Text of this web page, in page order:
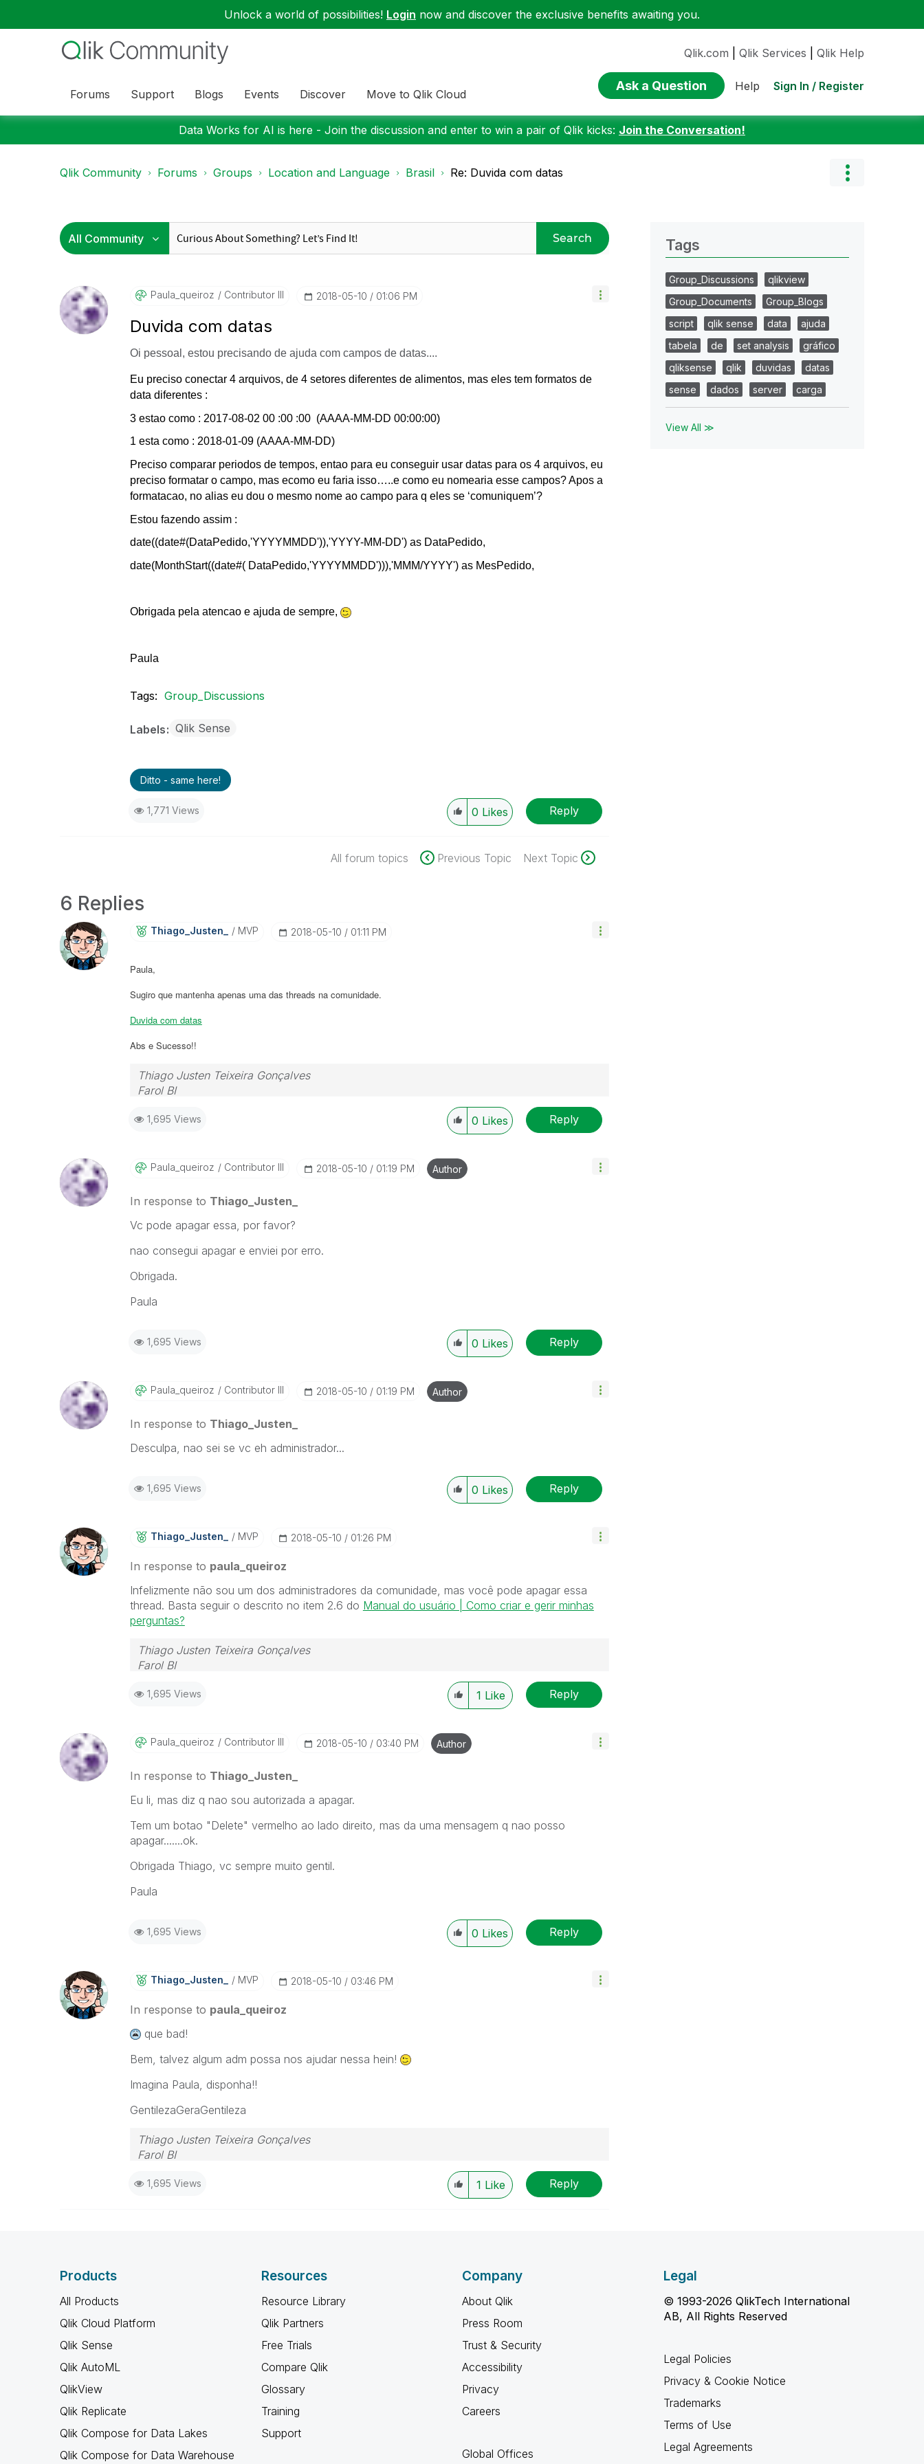
Unlock a world of possibilities! Login now and discover the exclusive benefits awaiting you.
Forums Support Blogs Events Discover Move to Qlik Cloud
Qlik.com Qlik Services Qlik Help
Ask a Question Help Sign In / Register
Data Works for AI is here - Join the discussion and enter to win a pair of Qlik kicks: Join the Conversation!
Qlik Community Forums Groups Location and Language Brasil Re: Duvida com datas
Search
Paula_queiroz Contributor III ‎2018-05-10 01:06 PM
Duvida com datas
Oi pessoal, estou precisando de ajuda com campos de datas....
Eu preciso conectar 4 arquivos, de 4 setores diferentes de alimentos, mas eles tem formatos de
data diferentes :
3 estao como : 2017-08-02 00 :00 :00 (AAAA-MM-DD 00:00:00)
1 esta como : 2018-01-09 (AAAA-MM-DD)
Preciso comparar periodos de tempos, entao para eu conseguir usar datas para os 4 arquivos, eu
preciso formatar o campo, mas ecomo eu faria isso…..e como eu nomearia esse campos? Apos a
formatacao, no alias eu dou o mesmo nome ao campo para q eles se ‘comuniquem’?
Estou fazendo assim :
date((date#(DataPedido,'YYYYMMDD')),'YYYY-MM-DD') as DataPedido,
date(MonthStart((date#( DataPedido,'YYYYMMDD'))),'MMM/YYYY') as MesPedido,
Obrigada pela atencao e ajuda de sempre,
Paula
Tags: Group_Discussions
Labels Qlik Sense
Ditto - same here!
1,771 Views 0 Likes Reply
All forum topics Previous Topic Next Topic
6 Replies
Thiago_Justen_ MVP ‎2018-05-10 01:11 PM
Paula,
Sugiro que mantenha apenas uma das threads na comunidade.
Duvida com datas
Abs e Sucesso!!
Thiago Justen Teixeira Gonçalves
Farol BI
Skype: justen.thiago
1,695 Views 0 Likes Reply
Paula_queiroz Contributor III ‎2018-05-10 01:19 PM Author
In response to Thiago_Justen_
Vc pode apagar essa, por favor?
nao consegui apagar e enviei por erro.
Obrigada.
Paula
1,695 Views 0 Likes Reply
Paula_queiroz Contributor III ‎2018-05-10 01:19 PM Author
In response to Thiago_Justen_
Desculpa, nao sei se vc eh administrador...
1,695 Views 0 Likes Reply
Thiago_Justen_ MVP ‎2018-05-10 01:26 PM
In response to paula_queiroz
Infelizmente não sou um dos administradores da comunidade, mas você pode apagar essa
thread. Basta seguir o descrito no item 2.6 do Manual do usuário | Como criar e gerir minhas
perguntas?
Thiago Justen Teixeira Gonçalves
Farol BI
Skype: justen.thiago
1,695 Views 1 Like Reply
Paula_queiroz Contributor III ‎2018-05-10 03:40 PM Author
In response to Thiago_Justen_
Eu li, mas diz q nao sou autorizada a apagar.
Tem um botao "Delete" vermelho ao lado direito, mas da uma mensagem q nao posso
apagar.......ok.
Obrigada Thiago, vc sempre muito gentil.
Paula
1,695 Views 0 Likes Reply
Thiago_Justen_ MVP ‎2018-05-10 03:46 PM
In response to paula_queiroz
que bad!
Bem, talvez algum adm possa nos ajudar nessa hein!
Imagina Paula, disponha!!
GentilezaGeraGentileza‌
Thiago Justen Teixeira Gonçalves
Farol BI
Skype: justen.thiago
1,695 Views 1 Like Reply
Tags
Group_Discussions
qlikview
Group_Documents
Group_Blogs
script
qlik sense data
ajuda
tabela
de set analysis
gráfico
qliksense
qlik duvidas
datas
sense
dados server carga
View All ≫
Products
All Products
Qlik Cloud Platform
Qlik Sense
Qlik AutoML
QlikView
Qlik Replicate
Qlik Compose for Data Lakes
Qlik Compose for Data Warehouse
Resources
Resource Library
Qlik Partners
Free Trials
Compare Qlik
Glossary
Training
Support
Company
About Qlik
Press Room
Trust & Security
Accessibility
Privacy
Careers
Global Offices
Legal
© 1993-2026 QlikTech International
AB, All Rights Reserved
Legal Policies
Privacy & Cookie Notice
Trademarks
Terms of Use
Legal Agreements